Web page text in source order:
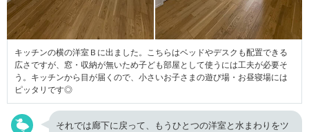
キッチンの横の洋室Ｂに出ました。こちらはベッドやデスクも配置できる
広さですが、窓・収納が無いため子ども部屋として使うには工夫が必要そ
う。キッチンから目が届くので、小さいお子さまの遊び場・お昼寝場には
ピッタリです◎
それでは廊下に戻って、もうひとつの洋室と水まわりをツ